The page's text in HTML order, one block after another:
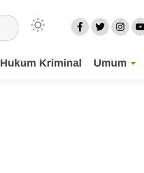
Hukum Kriminal Umum